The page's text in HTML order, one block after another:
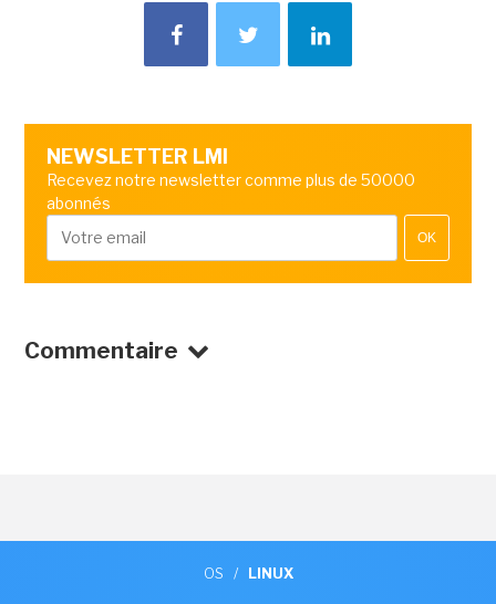
NEWSLETTER LMI
Recevez notre newsletter comme plus de 50000
abonnés
OK
Commentaire
OS / LINUX